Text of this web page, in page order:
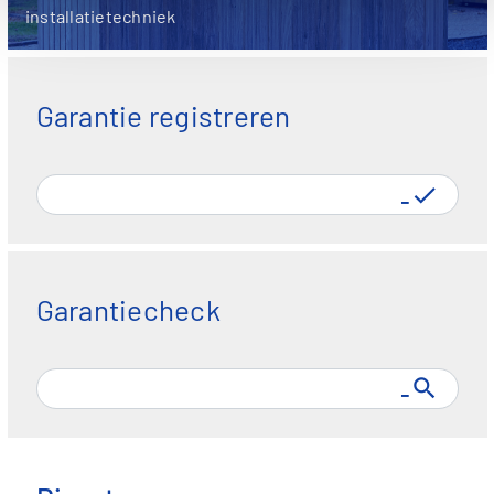
installatietechniek
Garantie registreren
fa fa-check
Garantiecheck
fa fa-search